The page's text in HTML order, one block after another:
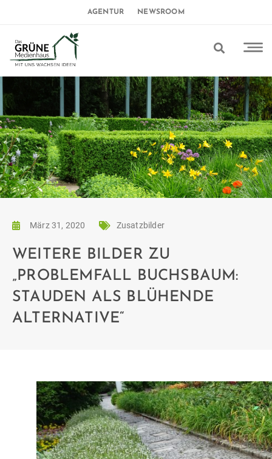
AGENTUR NEWSROOM
März 31, 2020 Zusatzbilder
WEITERE BILDER ZU
„PROBLEMFALL BUCHSBAUM:
STAUDEN ALS BLÜHENDE
ALTERNATIVE“